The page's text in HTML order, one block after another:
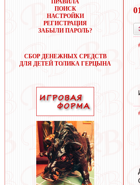
ПРАВИЛА
ПОИСК
НАСТРОЙКИ
РЕГИСТРАЦИЯ
ЗАБЫЛИ ПАРОЛЬ?
СБОР ДЕНЕЖНЫХ СРЕДСТВ
ДЛЯ ДЕТЕЙ ТОЛИКА ГЕРЦЫНА